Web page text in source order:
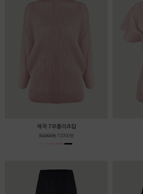
제작 7부플리츠탑
82,000원72,000원